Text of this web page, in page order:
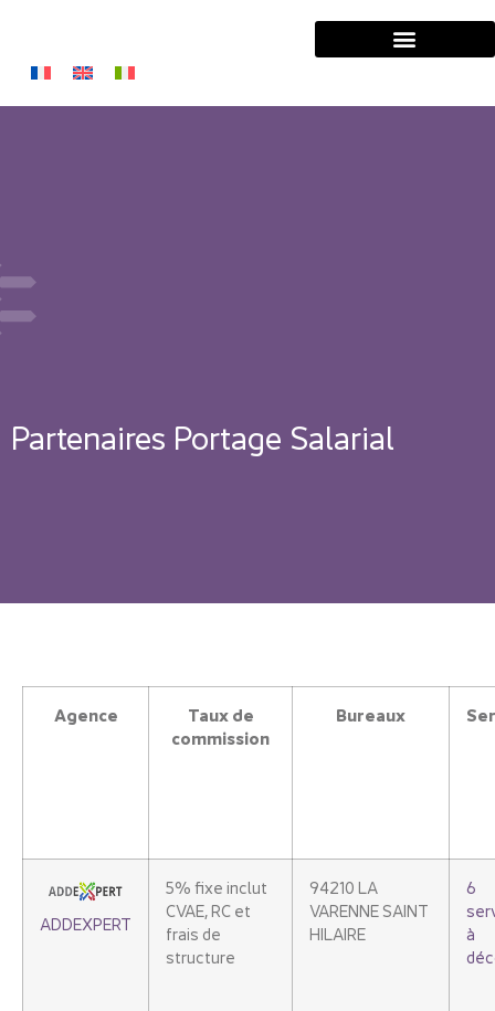
Partenaires Portage Salarial
Agence
Taux de
commission
Bureaux
ADDEXPERT
5% fixe inclut
CVAE, RC et
frais de
structure
94210 LA
VARENNE SAINT
HILAIRE
6
à